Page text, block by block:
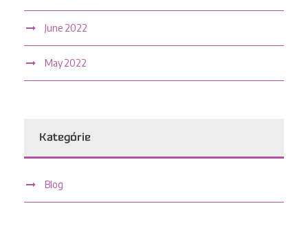
June 2022
May 2022
Kategórie
Blog